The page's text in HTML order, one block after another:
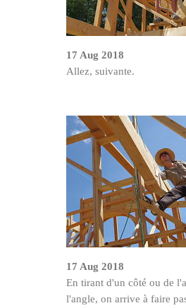
17 Aug 2018
Allez, suivante.
17 Aug 2018
En tirant d'un côté ou de
l'angle, on arrive à faire